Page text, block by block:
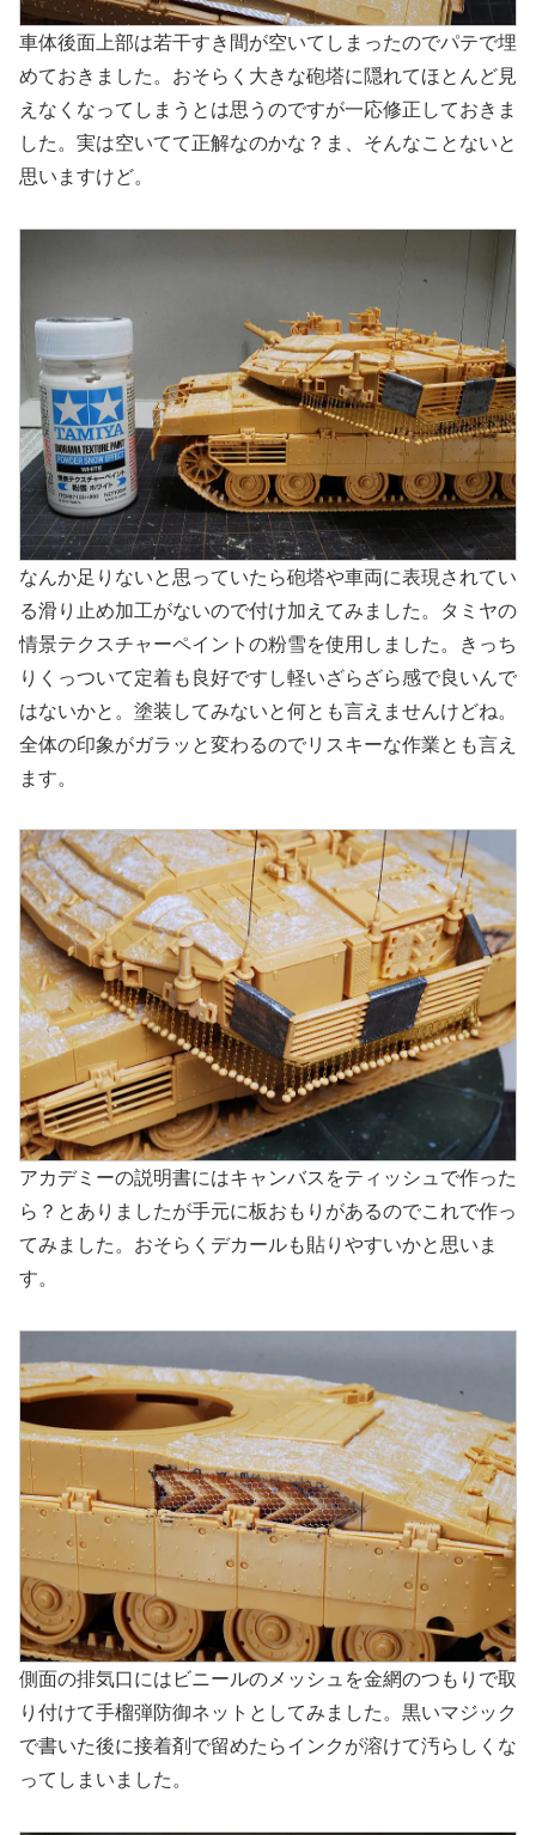
車体後面上部は若干すき間が空いてしまったのでパテで埋
めておきました。おそらく大きな砲塔に隠れてほとんど見
えなくなってしまうとは思うのですが一応修正しておきま
した。実は空いてて正解なのかな？ま、そんなことないと
思いますけど。
なんか足りないと思っていたら砲塔や車両に表現されてい
る滑り止め加工がないので付け加えてみました。タミヤの
情景テクスチャーペイントの粉雪を使用しました。きっち
りくっついて定着も良好ですし軽いざらざら感で良いんで
はないかと。塗装してみないと何とも言えませんけどね。
全体の印象がガラッと変わるのでリスキーな作業とも言え
ます。
アカデミーの説明書にはキャンバスをティッシュで作った
ら？とありましたが手元に板おもりがあるのでこれで作っ
てみました。おそらくデカールも貼りやすいかと思いま
す。
側面の排気口にはビニールのメッシュを金網のつもりで取
り付けて手榴弾防御ネットとしてみました。黒いマジック
で書いた後に接着剤で留めたらインクが溶けて汚らしくな
ってしまいました。